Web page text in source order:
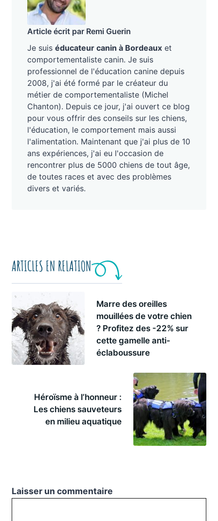
Article écrit par Remi Guerin
Je suis éducateur canin à Bordeaux et
comportementaliste canin. Je suis
professionnel de l'éducation canine depuis
2008, j'ai été formé par le créateur du
métier de comportementaliste (Michel
Chanton). Depuis ce jour, j'ai ouvert ce blog
pour vous offrir des conseils sur les chiens,
l'éducation, le comportement mais aussi
l'alimentation. Maintenant que j'ai plus de 10
ans expériences, j'ai eu l'occasion de
rencontrer plus de 5000 chiens de tout âge,
de toutes races et avec des problèmes
divers et variés.
ARTICLES EN RELATION
Marre des oreilles
mouillées de votre chien
? Profitez des -22% sur
cette gamelle anti-
éclaboussure
Héroïsme à l’honneur :
Les chiens sauveteurs
en milieu aquatique
Laisser un commentaire